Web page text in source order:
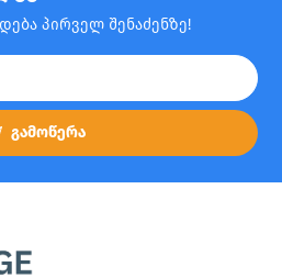
პირველ შენაძენზე!
გამოწერა